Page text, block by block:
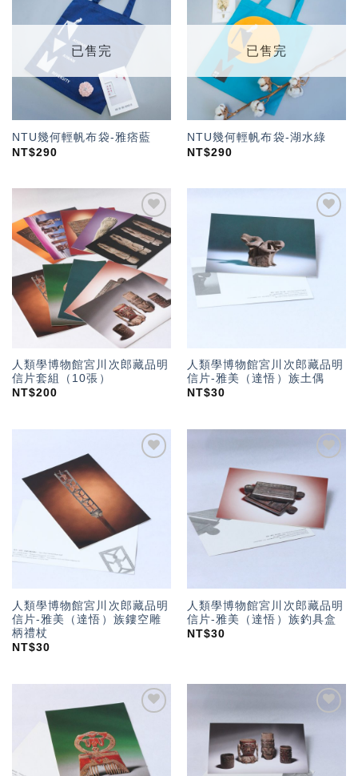
望輕
單」
已售完
NTU幾何輕帆布袋-雅痞藍
NT$290
望輕
已售完
NTU幾何輕帆布袋-湖水綠
NT$290
加入
「願
望輕
單」
人類學博物館宮川次郎藏品明
信片套組（10張）
NT$200
人類學博物館宮川次郎藏品明
信片-雅美（達悟）族土偶
NT$30
人類學博物館宮川次郎藏品明
信片-雅美（達悟）族鏤空雕
柄禮杖
NT$30
「願
望輕
單」
人類學博物館宮川次郎藏品明
信片-雅美（達悟）族釣具盒
NT$30
單」